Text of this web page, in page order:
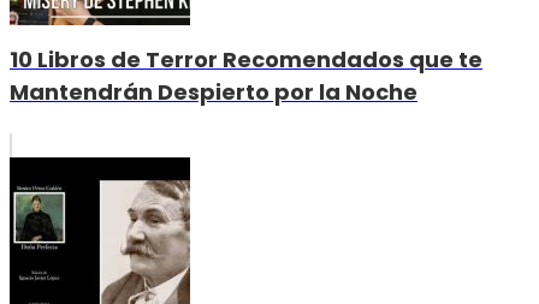
10 Libros de Terror Recomendados que te
Mantendrán Despierto por la Noche